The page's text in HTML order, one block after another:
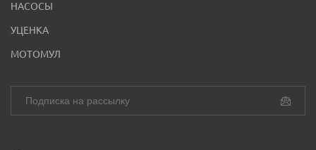
НАСОСЫ
УЦЕНКА
МОТОМУЛ